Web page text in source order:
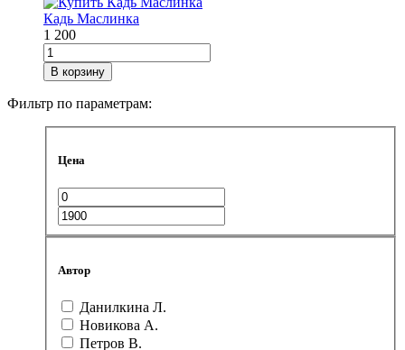
Кадь Маслинка
1 200
В корзину
Фильтр по параметрам:
Цена
Автор
Данилкина Л.
Новикова А.
Петров В.